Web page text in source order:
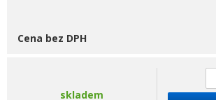
Cena bez DPH
skladem